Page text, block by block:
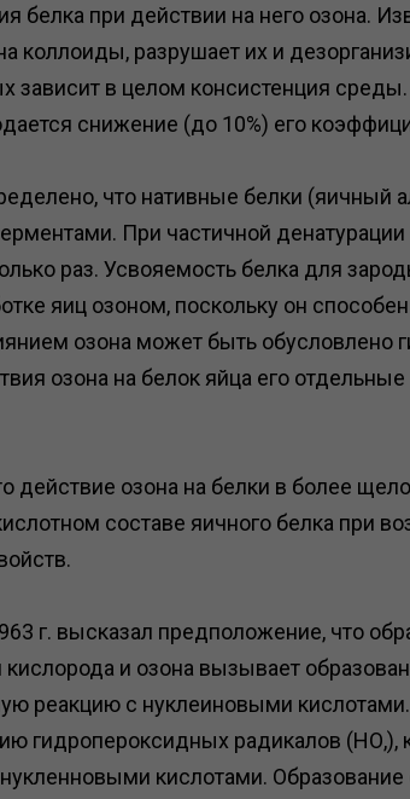
белка при действии на него озона.
коллоиды, разрушает их и
зависит в целом консистенция
снижение (до 10%) его
что нативные белки (яичный
При частичной
раз. Усвояемость белка для
яиц озоном, поскольку он
озона может быть
озона на белок яйца его
действие озона на белки в более
составе яичного белка при
г. высказал предположение, что
и озона вызывает
реакцию с нуклеиновыми
гидропероксидных радикалов
кислотами.